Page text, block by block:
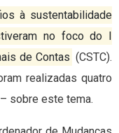
à sustentabilidade
no foco do I
de Contas (CSTC).
realizadas quatro
sobre este tema.